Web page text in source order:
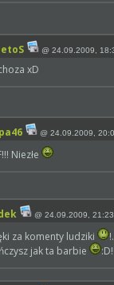
@ 24.09.2009,
xD
@ 24.09.2009,
Niezłe
@ 24.09.2009,
za komenty ludziki
jak ta barbie